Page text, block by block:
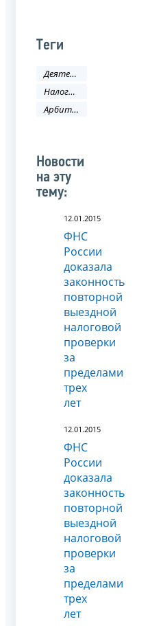
Теги
Деятельность ФНС
Налоговое законодательство
Арбитражный суд
Новости
на эту
тему:
12.01.2015
ФНС
России
доказала
законность
повторной
выездной
налоговой
проверки
за
пределами
трех
лет
12.01.2015
ФНС
России
доказала
законность
повторной
выездной
налоговой
проверки
за
пределами
трех
лет